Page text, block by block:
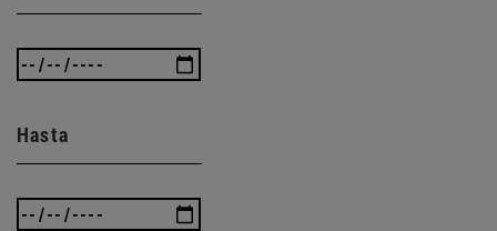
Hasta